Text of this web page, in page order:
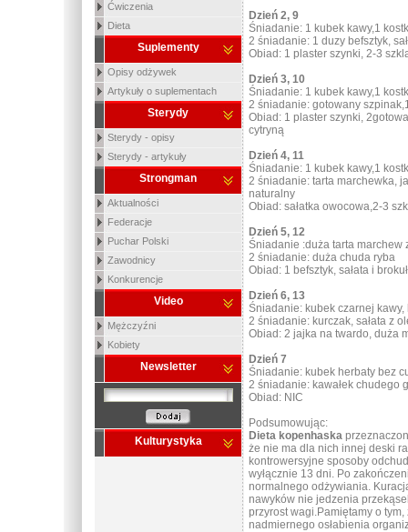
Ćwiczenia
Dieta
Suplementy
Opisy odżywek
Artykuły o suplementach
Sterydy
Sterydy - opisy
Sterydy - artykuły
Strongman
Aktualności
Federacje
Puchar Polski
Zawodnicy
Konkurencje
Video
Mężczyźni
Kobiety
Newsletter
Kulturystyka
Dzień 2, 9
Śniadanie: 1 kubek kawy,1
2 śniadanie: 1 duzy befsztyk,
Obiad: 1 plaster szynki, 2-3
Dzień 3, 10
Śniadanie: 1 kubek kawy,1
2 śniadanie: gotowany
Obiad: 1 plaster szynki,
cytryną
Dzień 4, 11
Śniadanie: 1 kubek kawy,1
2 śniadanie: tarta marchewka,
naturalny
Obiad: sałatka owocowa,2-3
Dzień 5, 12
Śniadanie :duża tarta marchew
2 śniadanie: duża chuda ryba
Obiad: 1 befsztyk, sałata i
Dzień 6, 13
Śniadanie: kubek czarnej kawy,
2 śniadanie: kurczak, sałata z
Obiad: 2 jajka na twardo, duża
Dzień 7
Śniadanie: kubek herbaty bez
2 śniadanie: kawałek chudego
Obiad: NIC
Podsumowując:
Dieta kopenhaska
że nie ma dla nich innej deski
kontrowersyjne sposoby
wyłącznie 13 dni. Po
normalnego odżywiania.
nawyków nie jedzenia
przyrost wagi.Pamiętamy o
nadmiernego osłabienia